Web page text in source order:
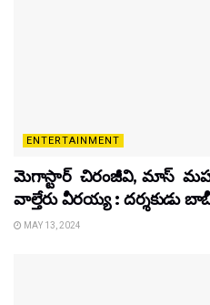
ENTERTAINMENT
మెగాస్టార్ చిరంజీవి, మాస్
వాల్తేరు వీరయ్య : దర్శకుడు
MAY 13, 2024